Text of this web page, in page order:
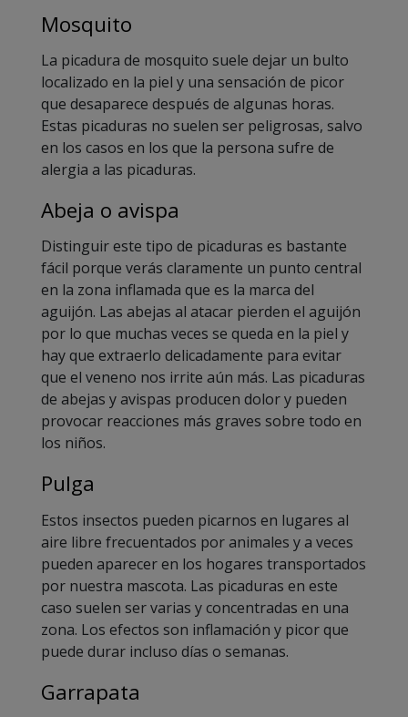
Mosquito
La picadura de mosquito suele dejar un bulto
localizado en la piel y una sensación de picor
que desaparece después de algunas horas.
Estas picaduras no suelen ser peligrosas, salvo
en los casos en los que la persona sufre de
alergia a las picaduras.
Abeja o avispa
Distinguir este tipo de picaduras es bastante
fácil porque verás claramente un punto central
en la zona inflamada que es la marca del
aguijón. Las abejas al atacar pierden el aguijón
por lo que muchas veces se queda en la piel y
hay que extraerlo delicadamente para evitar
que el veneno nos irrite aún más. Las picaduras
de abejas y avispas producen dolor y pueden
provocar reacciones más graves sobre todo en
los niños.
Pulga
Estos insectos pueden picarnos en lugares al
aire libre frecuentados por animales y a veces
pueden aparecer en los hogares transportados
por nuestra mascota. Las picaduras en este
caso suelen ser varias y concentradas en una
zona. Los efectos son inflamación y picor que
puede durar incluso días o semanas.
Garrapata